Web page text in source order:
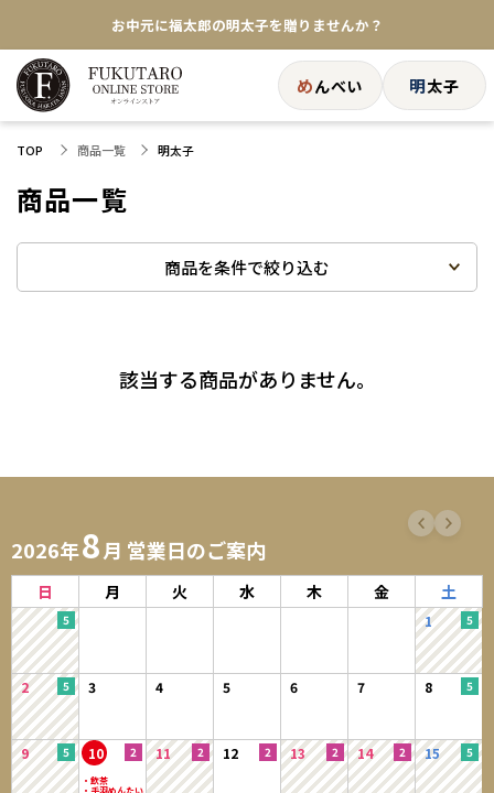
お中元に福太郎の明太子を贈りませんか？
★めんべい25周年記念商品が登場★
【色々な味を試したい方へ】ポストイン！めんべい
めんべい 明太子
TOP 商品一覧 明太子
商品一覧
商品を条件で絞り込む
該当する商品がありません。
2026年8月 営業日のご案内
日 月 火 水 木 金 土
1
2 3 4 5 6 7 8
9 10 11 12 13 14 15